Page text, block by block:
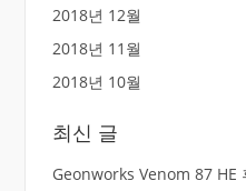
2018년 12월
2018년 11월
2018년 10월
최신 글
Geonworks Venom 87 HE